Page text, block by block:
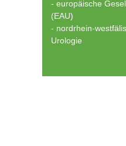
- europäische
(EAU)
- nordrhein-
Urologie